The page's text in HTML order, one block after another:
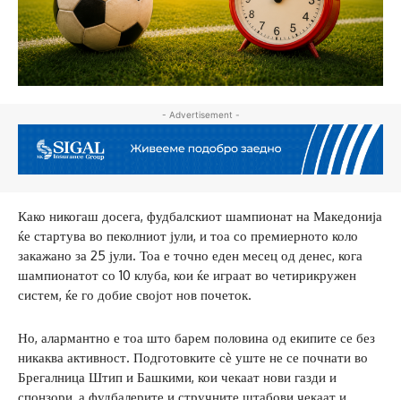
- Advertisement -
Како никогаш досега, фудбалскиот шампионат на Македонија
ќе стартува во пеколниот јули, и тоа со премиерното коло
закажано за 25 јули. Тоа е точно еден месец од денес, кога
шампионатот со 10 клуба, кои ќе играат во четирикружен
систем, ќе го добие својот нов почеток.
Но, алармантно е тоа што барем половина од екипите се без
никаква активност. Подготовките сѐ уште не се почнати во
Брегалница Штип и Башкими, кои чекаат нови газди и